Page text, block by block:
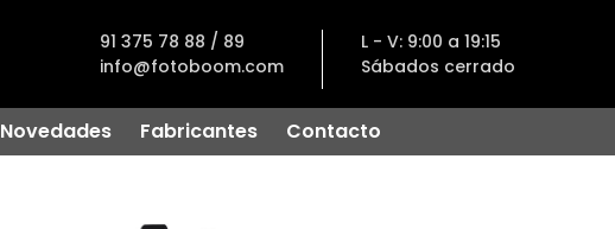
91 375 78 88 / 89
info@fotoboom.com
L - V: 9:00 a 19:15
Sábados cerrado
Novedades Fabricantes
Contacto